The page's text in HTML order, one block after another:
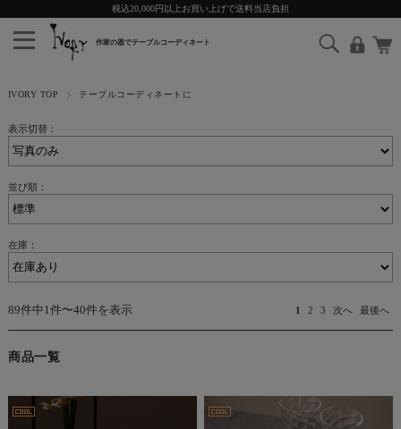
税込20,000円以上お買い上げで送料当店負担
IVORY TOP テーブルコーディネートに
表示切替：
並び順：
在庫：
89件中1件〜40件を表示 1 2 3 次へ 最後へ
商品一覧